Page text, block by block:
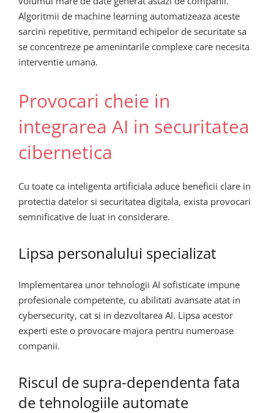
Algoritmii de machine learning automatizeaza aceste
sarcini repetitive, permitand echipelor de securitate sa
se concentreze pe amenintarile complexe care necesita
interventie umana.
Provocari cheie in
integrarea AI in securitatea
cibernetica
Cu toate ca inteligenta artificiala aduce beneficii clare in
protectia datelor si securitatea digitala, exista provocari
semnificative de luat in considerare.
Lipsa personalului specializat
Implementarea unor tehnologii AI sofisticate impune
profesionale competente, cu abilitati avansate atat in
cybersecurity, cat si in dezvoltarea AI. Lipsa acestor
experti este o provocare majora pentru numeroase
companii.
Riscul de supra-dependenta fata
de tehnologiile automate